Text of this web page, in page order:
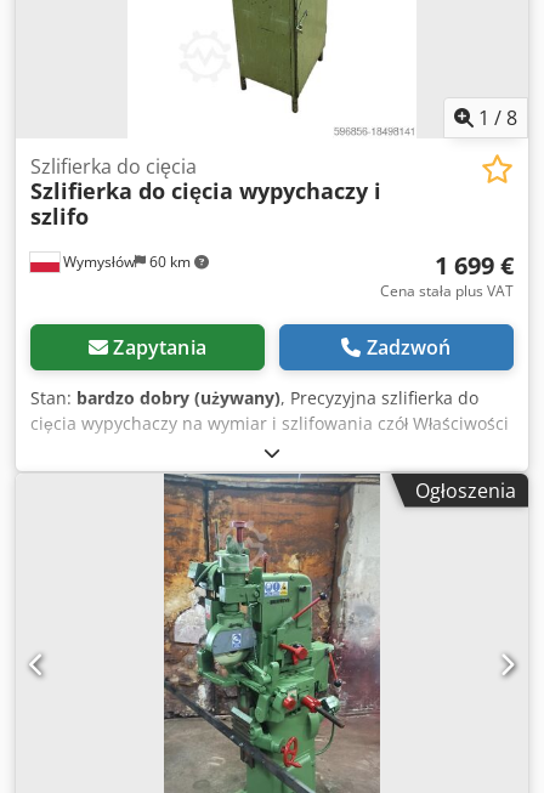
1 /8
Wymysłów 60 km
Szlifierka do cięcia
Szlifierka do cięcia wypychaczy i
szlifo
1 699 €
Cena stała plus VAT
Zapytania Zadzwoń
Stan: bardzo dobry (używany), Precyzyjna szlifierka do
cięcia wypychaczy na wymiar i szlifowania czół Właściwości
szlifierki: Precyzyjne urządzenie umożliwiające
półautomatyczne cięcie na wymiar wypychaczy oraz
szlifowanie czół w jednym mocowaniu Podczas pracy
szlifierka może być regulowana Naciąg pasa może być
regulowany i kontrolowany automatycznie (im większy
opór, tym bardziej napięty pas) Szlifierka do cięcia
wypychaczy i szlifowania czół Szlifierka do cięcia
wypychaczy i szlifowania czół Kod producenta 100
Parametry szlifierki: Dedpsvyuw Ssfx Ad Rokr Moc silnika -
0,735kW Max. prędkość - 3 600obr/min Zakres średnic - ⌀1-
25 mm Maksymalna długość - 300mm (opcjonalnie 500 lub
600mm) Tolerancja długości dla ⌀25x300mm: +/- 0,01mm
Wymiary LxWxH: 430x360x500mm Ciężar - 109kg Link do
filmu na YouTube:
Ogłoszenia